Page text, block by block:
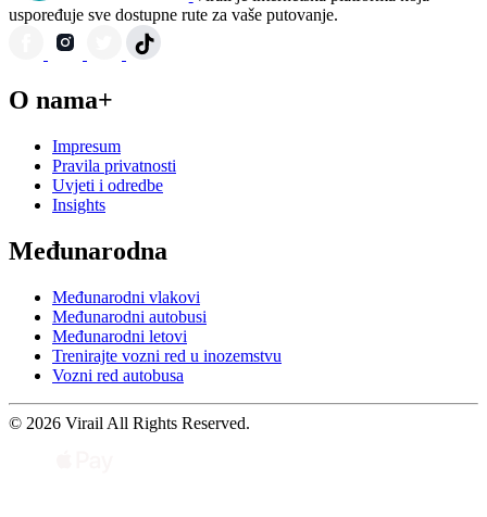
uspoređuje sve dostupne rute za vaše putovanje.
O nama+
Impresum
Pravila privatnosti
Uvjeti i odredbe
Insights
Međunarodna
Međunarodni vlakovi
Međunarodni autobusi
Međunarodni letovi
Trenirajte vozni red u inozemstvu
Vozni red autobusa
© 2026 Virail All Rights Reserved.